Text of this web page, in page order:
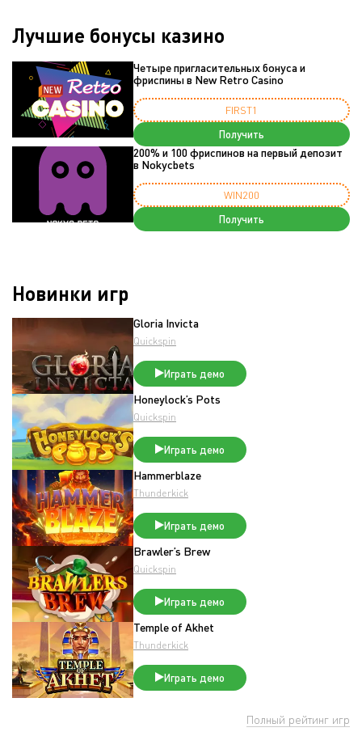
Лучшие бонусы казино
Четыре пригласительных бонуса и
фриспины в New Retro Casino
FIRST1
Получить
200% и 100 фриспинов на первый депозит
в Nokycbets
WIN200
Получить
Новинки игр
Gloria Invicta
Quickspin
Играть демо
Honeylock’s Pots
Quickspin
Играть демо
Hammerblaze
Thunderkick
Играть демо
Brawler’s Brew
Quickspin
Играть демо
Temple of Akhet
Thunderkick
Играть демо
Полный рейтинг игр